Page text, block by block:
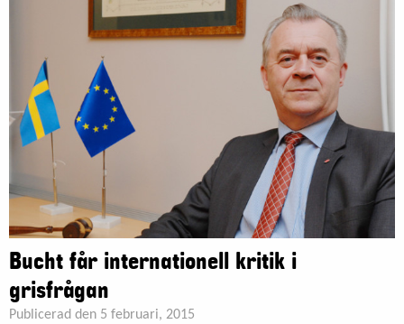
Bucht får internationell kritik i
grisfrågan
Publicerad den 5 februari, 2015